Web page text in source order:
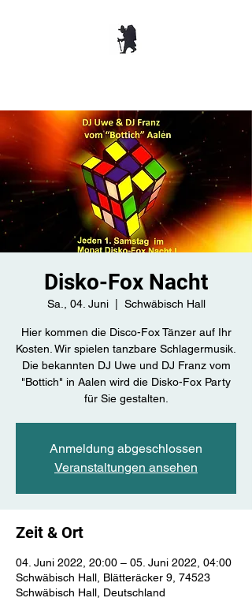
Disko-Fox Nacht
Sa., 04. Juni
  |
Schwäbisch Hall
Hier kommen die Disco-Fox Tänzer auf Ihr
Kosten. Wir spielen tanzbare Schlagermusik.
Die bekannten DJ Uwe und DJ Franz vom
"Bottich" in Aalen wird die Disko-Fox Party
für Sie gestalten.
Anmeldung abgeschlossen
Veranstaltungen ansehen
Zeit & Ort
04. Juni 2022, 20:00 – 05. Juni 2022, 04:00
Schwäbisch Hall, Blätteräcker 9, 74523
Schwäbisch Hall, Deutschland